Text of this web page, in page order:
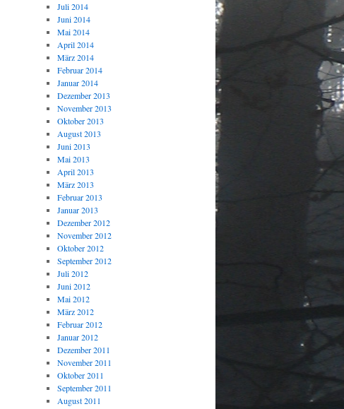
Juli 2014
Juni 2014
Mai 2014
April 2014
März 2014
Februar 2014
Januar 2014
Dezember 2013
November 2013
Oktober 2013
August 2013
Juni 2013
Mai 2013
April 2013
März 2013
Februar 2013
Januar 2013
Dezember 2012
November 2012
Oktober 2012
September 2012
Juli 2012
Juni 2012
Mai 2012
März 2012
Februar 2012
Januar 2012
Dezember 2011
November 2011
Oktober 2011
September 2011
August 2011